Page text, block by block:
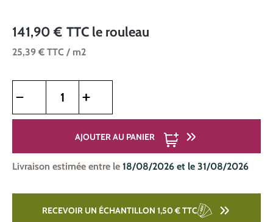
141,90 € TTC le rouleau
25,39 € TTC / m2
AJOUTER AU PANIER
Livraison estimée entre le 18/08/2026 et le 31/08/2026
RECEVOIR UN ÉCHANTILLON 1,50 €TTC